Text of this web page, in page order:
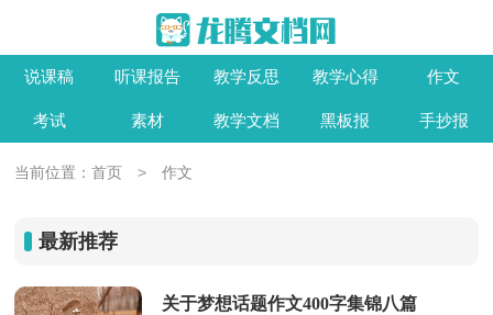
说课稿 听课报告 教学反思 教学心得 作文
考试 素材 教学文档 黑板报 手抄报
当前位置：首页 > 作文
最新推荐
关于梦想话题作文400字集锦八篇